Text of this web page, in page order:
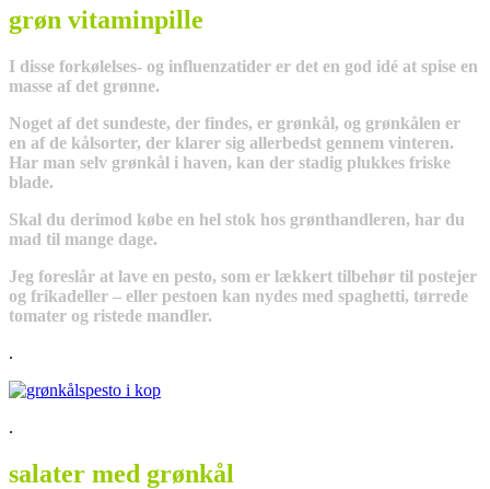
grøn vitaminpille
I disse forkølelses- og influenzatider er det en god idé at spise en
masse af det grønne.
Noget af det sundeste, der findes, er grønkål, og grønkålen er
en af de kålsorter, der klarer sig allerbedst gennem vinteren.
Har man selv grønkål i haven, kan der stadig plukkes friske
blade.
Skal du derimod købe en hel stok hos grønthandleren, har du
mad til mange dage.
Jeg foreslår at lave en pesto, som er lækkert tilbehør til postejer
og frikadeller – eller pestoen kan nydes med spaghetti, tørrede
tomater og ristede mandler.
.
.
salater med grønkål